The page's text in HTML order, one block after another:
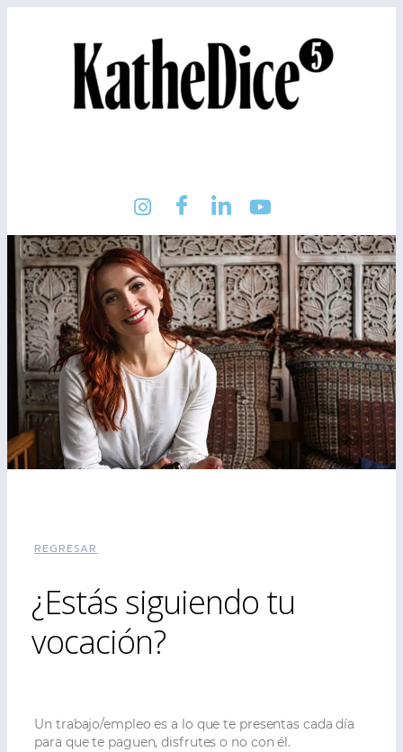
REGRESAR
¿Estás siguiendo tu
vocación?
Un trabajo/empleo es a lo que te presentas cada día
para que te paguen, disfrutes o no con él.